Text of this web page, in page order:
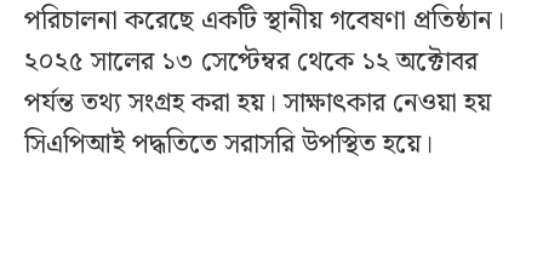
পরিচালনা করেছে একটি স্থানীয় গবেষণা প্রতিষ্ঠান।
২০২৫ সালের ১৩ সেপ্টেম্বর থেকে ১২ অক্টোবর
পর্যন্ত তথ্য সংগ্রহ করা হয়। সাক্ষাৎকার নেওয়া হয়
সিএপিআই পদ্ধতিতে সরাসরি উপস্থিত হয়ে।